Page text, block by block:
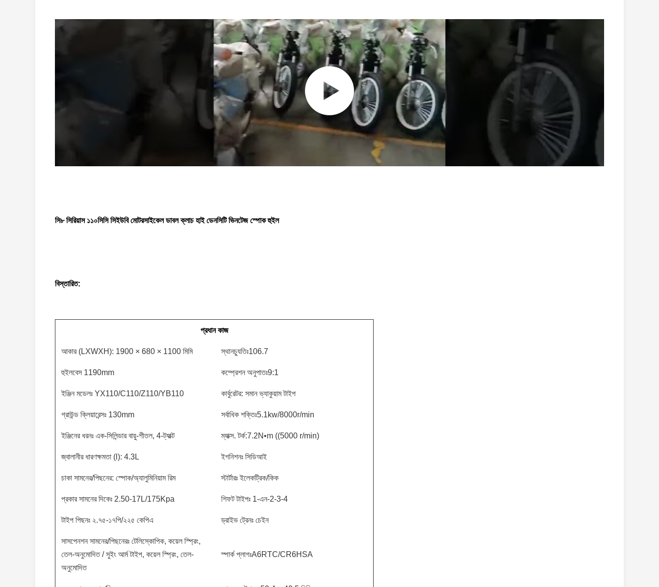
সি৮ সিরিয়াস ১১০সিসি সিইউবি মোটরসাইকেল ডাবল ক্লাচ হাই ডেনসিটি ভিনটেজ স্পোক হুইল
বিস্তারিত:
প্রধান কাজ
আকার (LXWXH): 1900 × 680 × 1100 মিমি স্থানচ্যুতিঃ106.7
হুইলবেস 1190mm কম্প্রেশন অনুপাতঃ9:1
ইঞ্জিন মডেলঃ YX110/C110/Z110/YB110 কার্বুরেটর: সমান ভ্যাকুয়াম টাইপ
গ্রাউন্ড ক্লিয়ারেন্সঃ 130mm সর্বাধিক শক্তিঃ5.1kw/8000r/min
ইঞ্জিনের ধরনঃ এক-সিলিন্ডার বায়ু-শীতল, 4-ট্যাক্ট ম্যাক্স. টর্ক:7.2N•m ((5000 r/min)
জ্বালানীর ধারণক্ষমতা (l): 4.3L ইগনিশনঃ সিডিআই
চাকা সামনের/পিছনের: স্পোক/অ্যালুমিনিয়াম রিম স্টার্টারঃ ইলেকট্রিক/কিক
প্রকার সামনের দিকেঃ 2.50-17L/175Kpa শিফট টাইপঃ 1-এন-2-3-4
টাইপ পিছনঃ ২.৭৫-১৭পি/২২৫ কেপিএ ড্রাইভ ট্রেনঃ চেইন
সাসপেনশন সামনের/পিছনেরঃ টেলিস্কোপিক, কয়েল স্প্রিং,
তেল-অনুমোদিত / সুইং আর্ম টাইপ, কয়েল স্প্রিং, তেল-
অনুমোদিত
স্পার্ক প্লাগঃA6RTC/CR6HSA